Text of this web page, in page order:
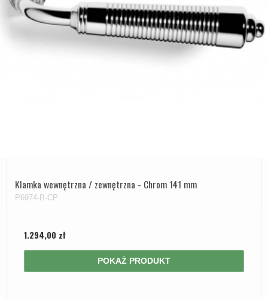
Klamka wewnętrzna / zewnętrzna - Chrom 141 mm
P6974-B-CP
1.294,00 zł
POKAŻ PRODUKT